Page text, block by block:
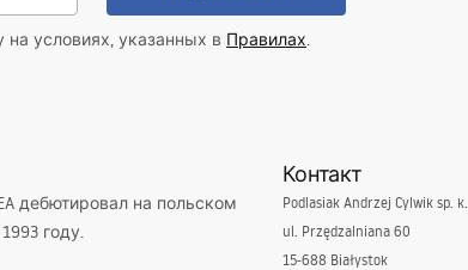
условиях, указанных в Правилах.
дебютировал на польском
году.
Контакт
Podlasiak Andrzej Cylwik sp. k.
ul. Przędzalniana 60
15-688 Białystok